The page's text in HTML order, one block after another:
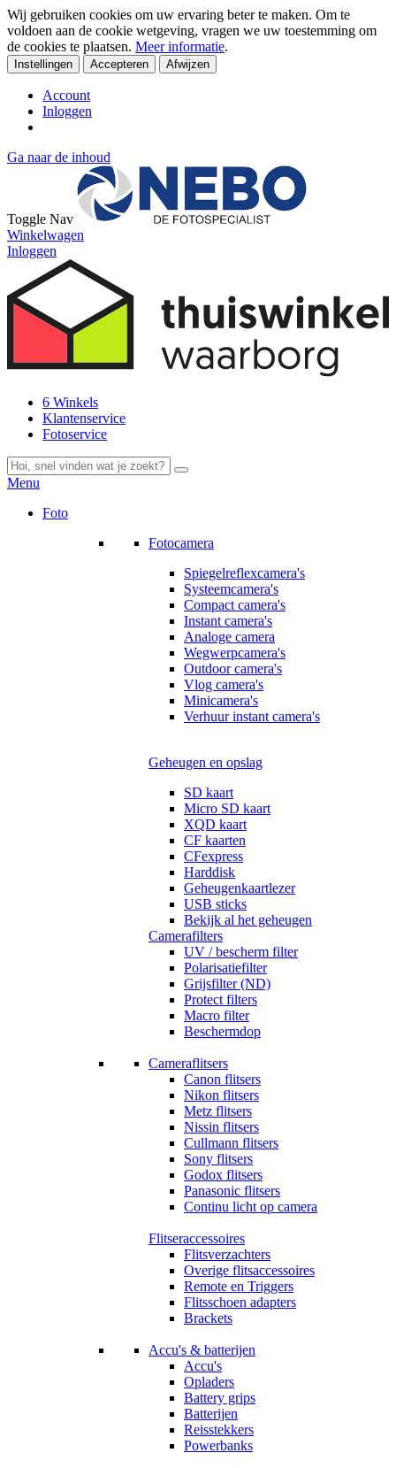
Wij gebruiken cookies om uw ervaring beter te maken. Om te
voldoen aan de cookie wetgeving, vragen we uw toestemming om
de cookies te plaatsen. Meer informatie.
Instellingen Accepteren Afwijzen
Account
Inloggen
Ga naar de inhoud
Toggle Nav
Winkelwagen
Inloggen
6 Winkels
Klantenservice
Fotoservice
Menu
Foto
Fotocamera
Spiegelreflexcamera's
Systeemcamera's
Compact camera's
Instant camera's
Analoge camera
Wegwerpcamera's
Outdoor camera's
Vlog camera's
Minicamera's
Verhuur instant camera's
Geheugen en opslag
SD kaart
Micro SD kaart
XQD kaart
CF kaarten
CFexpress
Harddisk
Geheugenkaartlezer
USB sticks
Bekijk al het geheugen
Camerafilters
UV / bescherm filter
Polarisatiefilter
Grijsfilter (ND)
Protect filters
Macro filter
Beschermdop
Cameraflitsers
Canon flitsers
Nikon flitsers
Metz flitsers
Nissin flitsers
Cullmann flitsers
Sony flitsers
Godox flitsers
Panasonic flitsers
Continu licht op camera
Flitseraccessoires
Flitsverzachters
Overige flitsaccessoires
Remote en Triggers
Flitsschoen adapters
Brackets
Accu's & batterijen
Accu's
Opladers
Battery grips
Batterijen
Reisstekkers
Powerbanks